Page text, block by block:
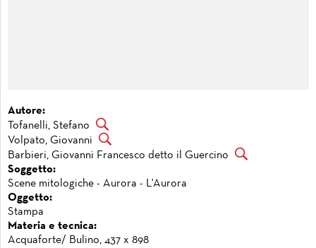
Autore:
Tofanelli, Stefano
Volpato, Giovanni
Barbieri, Giovanni Francesco detto il Guercino
Soggetto:
Scene mitologiche - Aurora - L'Aurora
Oggetto:
Stampa
Materia e tecnica:
Acquaforte/ Bulino, 437 x 898